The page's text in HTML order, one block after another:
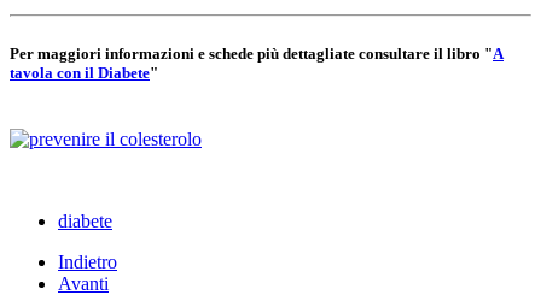
Per maggiori informazioni e schede più dettagliate consultare il libro "A
tavola con il Diabete"
diabete
Indietro
Avanti